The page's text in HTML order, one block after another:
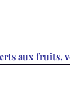
aux fruits,